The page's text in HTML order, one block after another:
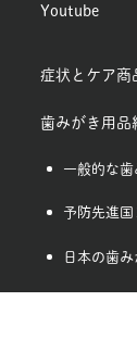
Youtube
症状とケア商
歯みがき用品
一般的な
予防先進
日本の歯